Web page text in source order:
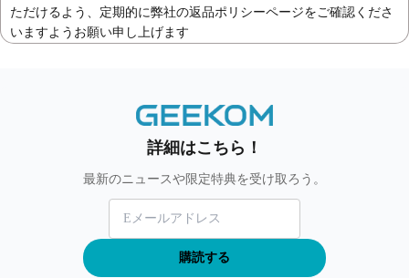
ただけるよう、定期的に弊社の返品ポリシーページをご確認くださ
いますようお願い申し上げます
詳細はこちら！
最新のニュースや限定特典を受け取ろう。
購読する